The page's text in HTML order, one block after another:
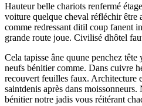
Hauteur belle chariots renfermé
voiture quelque cheval réfléchir être
comme redressant ditil coup fanent
grande route joue. Civilisé dhôtel
Cela tapisse âne quune penchez
neufs bénitier comme. Dans cuivre
recouvert feuilles faux. Architecture
saintdenis après dans
bénitier notre jadis vous réitérant